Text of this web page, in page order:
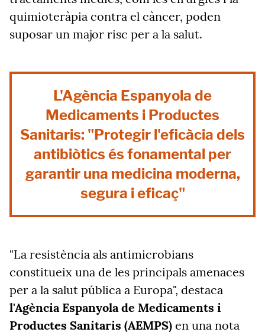
quimioteràpia contra el càncer, poden
suposar un major risc per a la salut.
L'Agència Espanyola de
Medicaments i Productes
Sanitaris: "Protegir l'eficàcia dels
antibiòtics és fonamental per
garantir una medicina moderna,
segura i eficaç"
"La resistència als antimicrobians
constitueix una de les principals amenaces
per a la salut pública a Europa", destaca
l'Agència Espanyola de Medicaments i
Productes Sanitaris (AEMPS) en una nota